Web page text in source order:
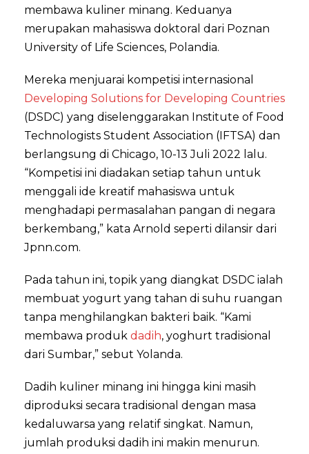
membawa kuliner minang. Keduanya
merupakan mahasiswa doktoral dari Poznan
University of Life Sciences, Polandia.
Mereka menjuarai kompetisi internasional
Developing Solutions for Developing Countries
(DSDC) yang diselenggarakan Institute of Food
Technologists Student Association (IFTSA) dan
berlangsung di Chicago, 10-13 Juli 2022 lalu.
“Kompetisi ini diadakan setiap tahun untuk
menggali ide kreatif mahasiswa untuk
menghadapi permasalahan pangan di negara
berkembang,” kata Arnold seperti dilansir dari
Jpnn.com.
Pada tahun ini, topik yang diangkat DSDC ialah
membuat yogurt yang tahan di suhu ruangan
tanpa menghilangkan bakteri baik. “Kami
membawa produk dadih, yoghurt tradisional
dari Sumbar,” sebut Yolanda.
Dadih kuliner minang ini hingga kini masih
diproduksi secara tradisional dengan masa
kedaluwarsa yang relatif singkat. Namun,
jumlah produksi dadih ini makin menurun.